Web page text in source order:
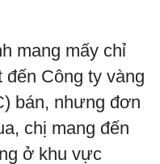
mang mấy chỉ
Công ty vàng
bán, nhưng đơn
chị mang đến
ở khu vực